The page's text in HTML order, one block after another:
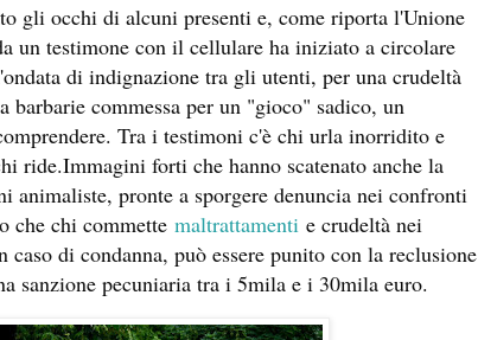
gli occhi di alcuni presenti e, come riporta l'Unione
un testimone con il cellulare ha iniziato a circolare
di indignazione tra gli utenti, per una crudeltà
barbarie commessa per un "gioco" sadico, un
Tra i testimoni c'è chi urla inorridito e
ride.Immagini forti che hanno scatenato anche la
animaliste, pronte a sporgere denuncia nei confronti
che chi commette maltrattamenti e crudeltà nei
di condanna, può essere punito con la reclusione
sanzione pecuniaria tra i 5mila e i 30mila euro.